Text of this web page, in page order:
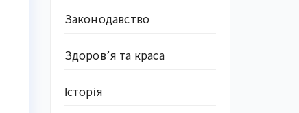
Законодавство
Здоров’я та краса
Історія